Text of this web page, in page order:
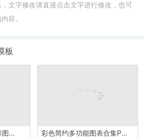
文字修改请直接点击文字进行修改，也可
容。
板
带说明文字的PPT柱形图模板 彩色简约多功能图表合集PPT图表模板